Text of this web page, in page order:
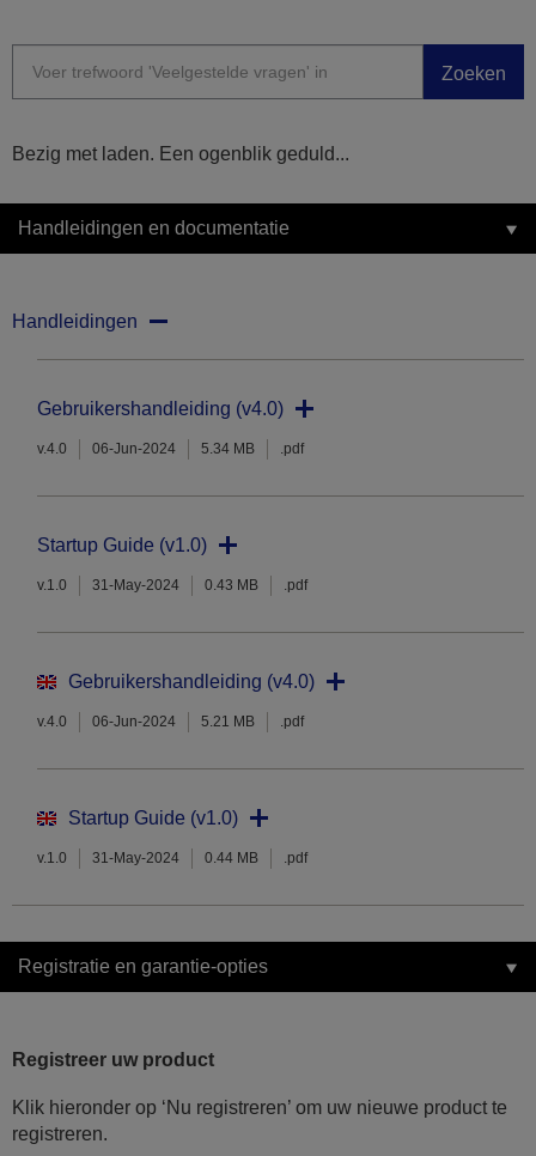
Zoeken
Bezig met laden. Een ogenblik geduld...
Handleidingen en documentatie
Handleidingen
Gebruikershandleiding (v4.0)
v.4.0 06-Jun-2024 5.34 MB .pdf
Startup Guide (v1.0)
v.1.0 31-May-2024 0.43 MB .pdf
Gebruikershandleiding (v4.0)
v.4.0 06-Jun-2024 5.21 MB .pdf
Startup Guide (v1.0)
v.1.0 31-May-2024 0.44 MB .pdf
Registratie en garantie-opties
Registreer uw product
Klik hieronder op ‘Nu registreren’ om uw nieuwe product te
registreren.